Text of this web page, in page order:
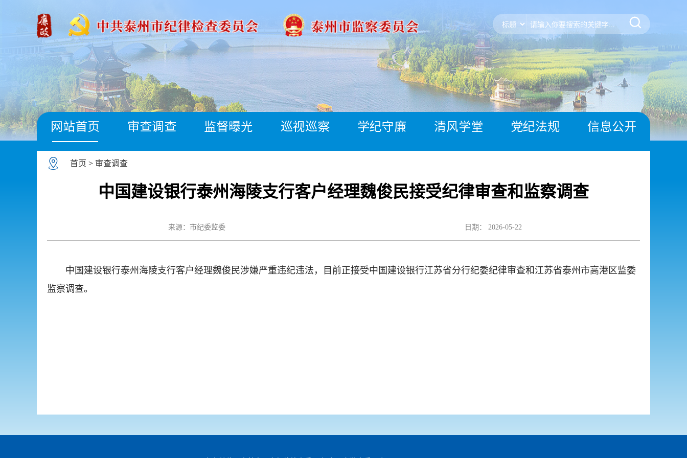
网站首页 审查调查 监督曝光 巡视巡察 学纪守廉 清风学堂 党纪法规 信息公开
首页 > 审查调查
中国建设银行泰州海陵支行客户经理魏俊民接受纪律审查和监察调查
来源：市纪委监委 日期： 2026-05-22
中国建设银行泰州海陵支行客户经理魏俊民涉嫌严重违纪违法，目前正接受中国建设银行江苏省分行纪委纪律审查和江苏省泰州市高港区监委
监察调查。